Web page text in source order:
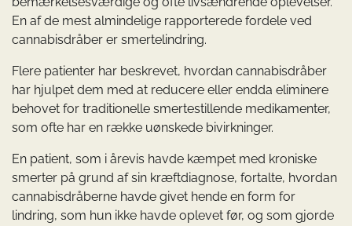
En af de mest almindelige rapporterede fordele ved
cannabisdråber er smertelindring.
Flere patienter har beskrevet, hvordan cannabisdråber
har hjulpet dem med at reducere eller endda eliminere
behovet for traditionelle smertestillende medikamenter,
som ofte har en række uønskede bivirkninger.
En patient, som i årevis havde kæmpet med kroniske
smerter på grund af sin kræftdiagnose, fortalte, hvordan
cannabisdråberne havde givet hende en form for
lindring, som hun ikke havde oplevet før, og som gjorde